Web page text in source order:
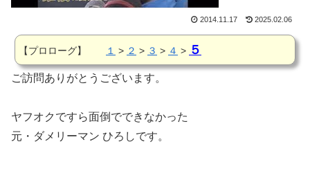
2014.11.17 2025.02.06
【プロローグ】 １ > ２ > ３ > ４ > ５
ご訪問ありがとうございます。
ヤフオクですら面倒でできなかった
元・ダメリーマン ひろしです。